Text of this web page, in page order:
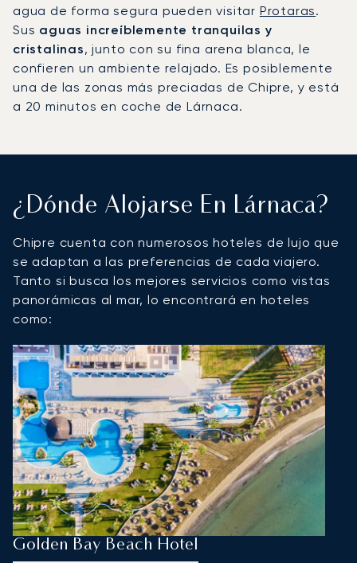
agua de forma segura pueden visitar Protaras.
Sus aguas increíblemente tranquilas y
cristalinas, junto con su fina arena blanca, le
confieren un ambiente relajado. Es posiblemente
una de las zonas más preciadas de Chipre, y está
a 20 minutos en coche de Lárnaca.
¿Dónde Alojarse En Lárnaca?
Chipre cuenta con numerosos hoteles de lujo que
se adaptan a las preferencias de cada viajero.
Tanto si busca los mejores servicios como vistas
panorámicas al mar, lo encontrará en hoteles
como:
Golden Bay Beach Hotel